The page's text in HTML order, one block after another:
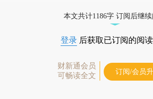
本文共计1186字 订阅后继
登录 后获取已订阅的阅
财新通会员
可畅读全文
订阅/会员